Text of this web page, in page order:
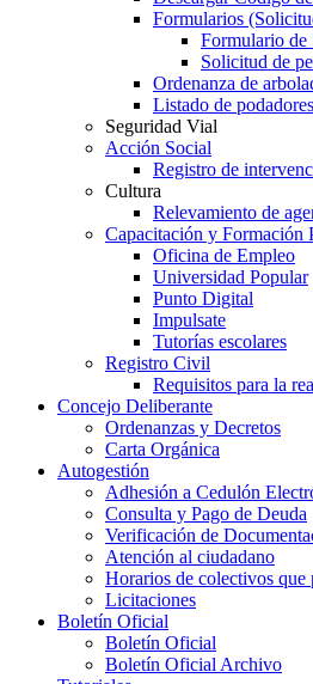
Formularios
Formulario
Solicitud de
Ordenanza de
Listado de
Seguridad Vial
Acción Social
Registro de
Cultura
Relevamiento de
Capacitación y Formación
Oficina de Empleo
Universidad Popular
Punto Digital
Impulsate
Tutorías escolares
Registro Civil
Requisitos para la
Concejo Deliberante
Ordenanzas y Decretos
Carta Orgánica
Autogestión
Adhesión a Cedulón
Consulta y Pago de Deuda
Verificación de
Atención al ciudadano
Horarios de colectivos que
Licitaciones
Boletín Oficial
Boletín Oficial
Boletín Oficial Archivo